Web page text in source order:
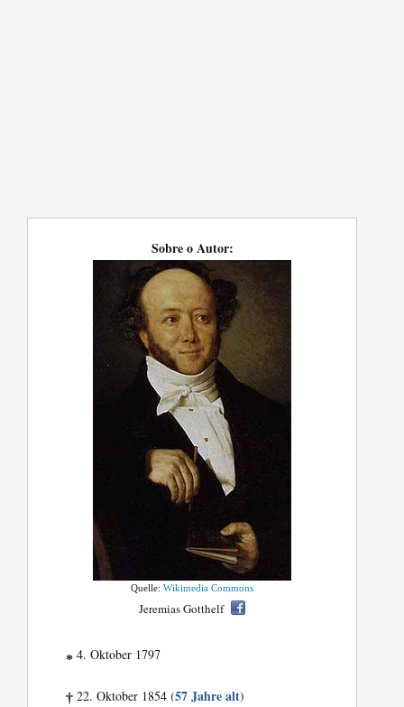
Sobre o Autor:
Quelle:Wikimedia Commons
Jeremias Gotthelf
* 4. Oktober 1797
† 22. Oktober 1854(57 Jahre alt)